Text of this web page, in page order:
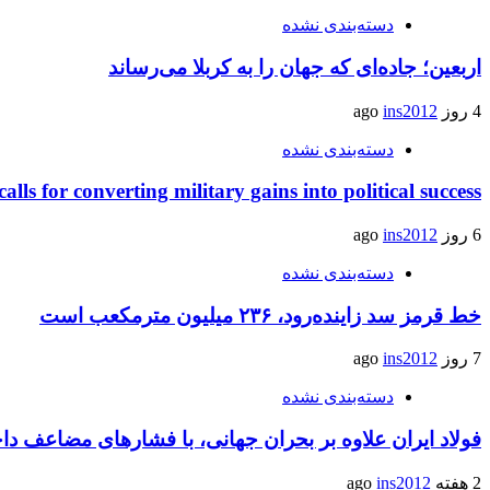
دسته‌بندی نشده
اربعین؛ جاده‌ای که جهان را به کربلا می‌رساند
4 روز ago ins2012
دسته‌بندی نشده
for converting military gains into political success
6 روز ago ins2012
دسته‌بندی نشده
خط قرمز سد زاینده‌رود، ۲۳۶ میلیون مترمکعب است
7 روز ago ins2012
دسته‌بندی نشده
فولاد ایران علاوه بر بحران جهانی، با فشارهای
2 هفته ago ins2012